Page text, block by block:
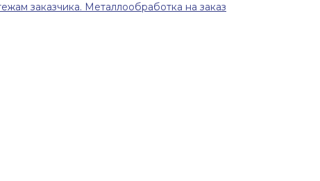
заказчика. Металлообработка на заказ